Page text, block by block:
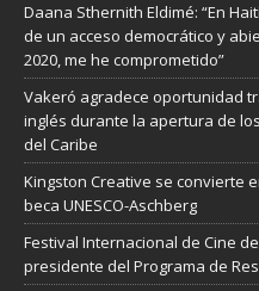
Daana Sthernith Eldimé: “En
de un acceso democrático y
2020, me he comprometido”
Vakeró agradece oportunidad
inglés durante la apertura de
del Caribe
Kingston Creative se convierte
beca UNESCO-Aschberg
Festival Internacional de Cine
presidente del Programa de